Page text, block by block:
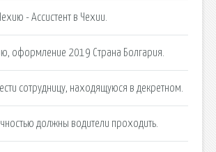
- Ассистент в Чехии.
оформление 2019 Страна Болгария.
сотрудницу, находящуюся в декретном.
должны водители проходить.